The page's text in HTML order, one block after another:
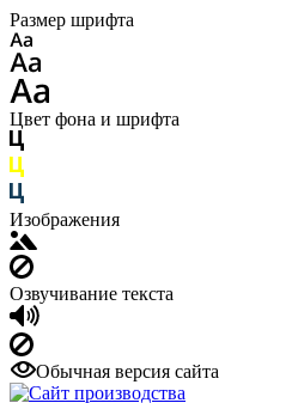
Размер шрифта
Цвет фона и шрифта
Изображения
Озвучивание текста
Обычная версия сайта